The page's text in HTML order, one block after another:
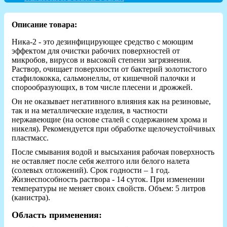
Описание товара:
Ника-2 - это дезинфицирующее средство с моющим
эффектом для очистки рабочих поверхностей от
микробов, вирусов и высокой степени загрязнения.
Раствор, очищает поверхности от бактерий золотистого
стафилококка, сальмонеллы, от кишечной палочки и
спорообразующих, в том числе плесени и дрожжей.
Он не оказывает негативного влияния как на резиновые,
так и на металлические изделия, в частности
нержавеющие (на основе сталей с содержанием хрома и
никеля). Рекомендуется при обработке щелочеустойчивых
пластмасс.
После смывания водой и высыхания рабочая поверхность
не оставляет после себя желтого или белого налета
(солевых отложений). Срок годности – 1 год.
Жизнеспособность раствора - 14 суток. При изменении
температуры не меняет своих свойств. Объем: 5 литров
(канистра).
Область применения: